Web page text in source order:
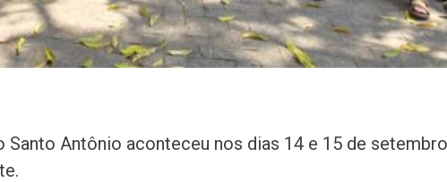
Antônio aconteceu nos dias 14 e 15 de